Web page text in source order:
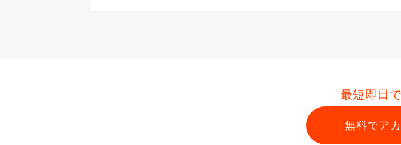
最短即日
無料でア